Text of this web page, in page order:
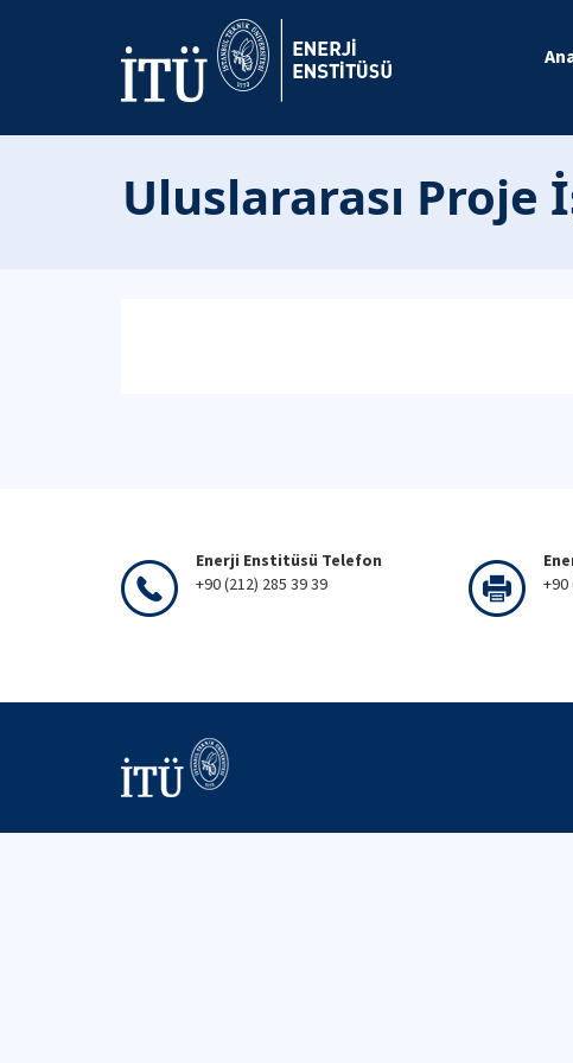
Uluslararası
Enerji Enstitüsü Telefon
+90 (212) 285 39 39
+90